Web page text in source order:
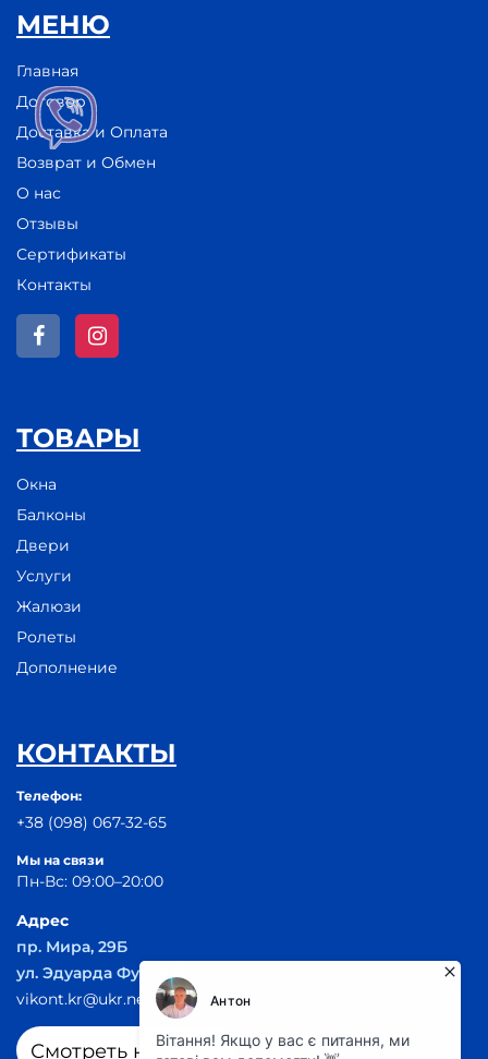
МЕНЮ
Главная
Договор
Доставка и Оплата
Возврат и Обмен
О нас
Отзывы
Сертификаты
Контакты
ТОВАРЫ
Окна
Балконы
Двери
Услуги
Жалюзи
Ролеты
Дополнение
КОНТАКТЫ
Телефон:
+38 (098) 067-32-65
Мы на связи
Пн-Вс: 09:00–20:00
Адрес
пр. Мира, 29Б
ул. Эдуарда Фукса 55
vikont.kr@ukr.net
Смотреть на карте